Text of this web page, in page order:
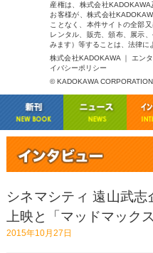
産権は、株式会社
お客様が、株式会社
ことなく、本件サイトの全部
レンタル、販売、頒布、展示
みます）等することは、法律に
株式会社KADOKAWA ｜ エン
イバシーポリシー
© KADOKAWA
シネマシティ 遠山武
上映と「マッドマック
2015年10月27日